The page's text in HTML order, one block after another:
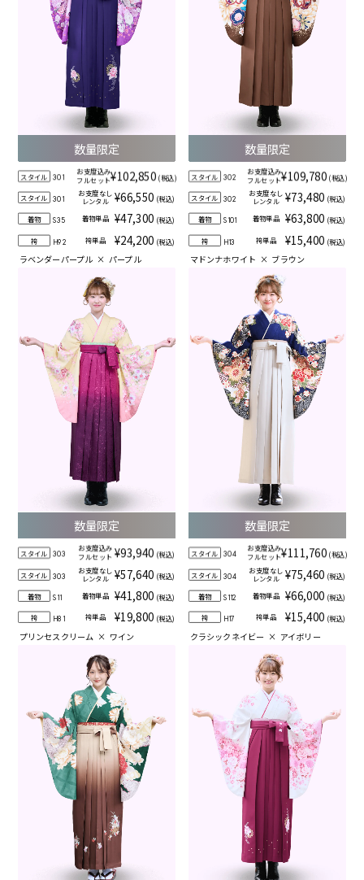
数量限定
スタイル 301
お支度込み
フルセット¥102,850 (税込)
スタイル 301
お支度なし
レンタル
¥66,550 (税込)
着物 S35 着物単品 ¥47,300 (税込)
袴 H92 袴単品 ¥24,200 (税込)
ラベンダーパープル × パープル
数量限定
スタイル 302
お支度込み
フルセット¥109,780 (税込)
スタイル 302
お支度なし
レンタル ¥73,480 (税込)
着物 S101 着物単品 ¥63,800 (税込)
袴 H13 袴単品 ¥15,400 (税込)
マドンナホワイト × ブラウン
数量限定
スタイル 303
お支度込み
フルセット ¥93,940 (税込)
スタイル 303
お支度なし
レンタル
¥57,640 (税込)
着物 S11 着物単品 ¥41,800 (税込)
袴 H81 袴単品 ¥19,800 (税込)
プリンセスクリーム × ワイン
数量限定
スタイル 304
お支度込み
フルセット¥111,760 (税込)
スタイル 304
お支度なし
レンタル ¥75,460 (税込)
着物 S112 着物単品 ¥66,000 (税込)
袴 H17 袴単品 ¥15,400 (税込)
クラシックネイビー × アイボリー